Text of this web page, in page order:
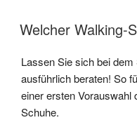
Welcher Walking-
Lassen Sie sich bei
ausführlich beraten! So
einer ersten Vorauswahl
Schuhe.